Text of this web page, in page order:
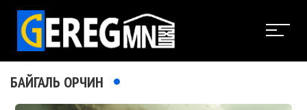
БАЙГАЛЬ ОРЧИН